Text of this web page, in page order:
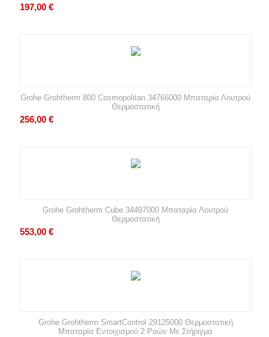
197,00 €
Grohe Grohtherm 800 Cosmopolitan 34766000 Μπαταρία Λουτρού
Θερμοστατική
256,00 €
Grohe Grohtherm Cube 34497000 Μπαταρία Λουτρού
Θερμοστατική
553,00 €
Grohe Grohtherm SmartControl 29125000 Θερμοστατική
Μπαταρία Εντοιχισμού 2 Ροών Με Στήριγμα